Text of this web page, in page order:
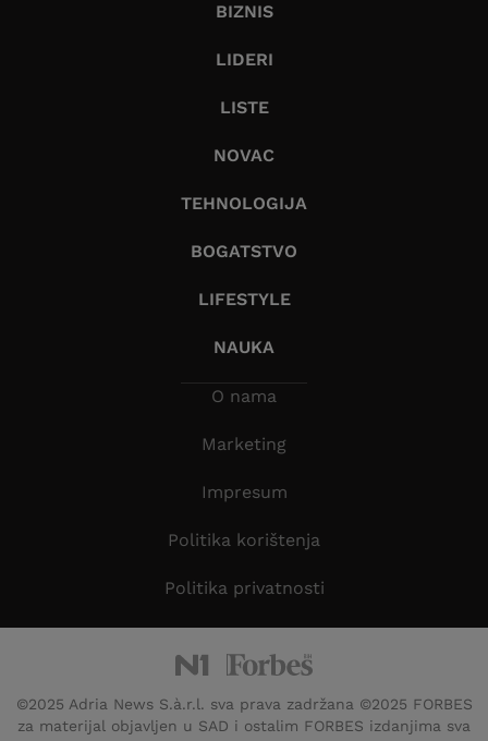
BIZNIS
LIDERI
LISTE
NOVAC
TEHNOLOGIJA
BOGATSTVO
LIFESTYLE
NAUKA
O nama
Marketing
Impresum
Politika korištenja
Politika privatnosti
©2025 Adria News S.à.r.l. sva prava zadržana ©2025 FORBES
za materijal objavljen u SAD i ostalim FORBES izdanjima sva